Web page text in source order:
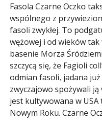
Fasola Czarne Oczko
wspólnego z
fasoli zwykłej. To
wężowej i od wieków tak
basenie Morza
szczycą się, że Fagioli
odmian fasoli, jadana
zwyczajowo spożywali
jest kultywowana w USA
Nowym Roku. Czarne